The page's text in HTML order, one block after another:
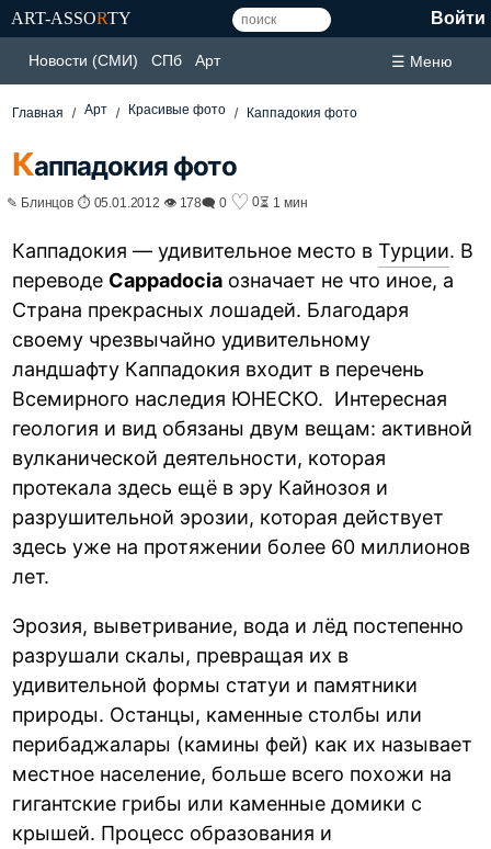
ART-ASSORTY Войти
Новости (СМИ) СПб Арт ☰ Меню
Главная Арт Красивые фото Каппадокия фото
Каппадокия фото
✎ Блинцов ⏱ 05.01.2012 👁 178🗨 0 ♡ 0⏳ 1 мин
Каппадокия — удивительное место вТурции. В
переводе Cappadocia означает не что иное, а
Страна прекрасных лошадей. Благодаря
своему чрезвычайно удивительному
ландшафту Каппадокия входит в перечень
Всемирного наследия ЮНЕСКО. Интересная
геология и вид обязаны двум вещам: активной
вулканической деятельности, которая
протекала здесь ещё в эру Кайнозоя и
разрушительной эрозии, которая действует
здесь уже на протяжении более 60 миллионов
лет.
Эрозия, выветривание, вода и лёд постепенно
разрушали скалы, превращая их в
удивительной формы статуи и памятники
природы. Останцы, каменные столбы или
перибаджалары (камины фей) как их называет
местное население, больше всего похожи на
гигантские грибы или каменные домики с
крышей. Процесс образования и